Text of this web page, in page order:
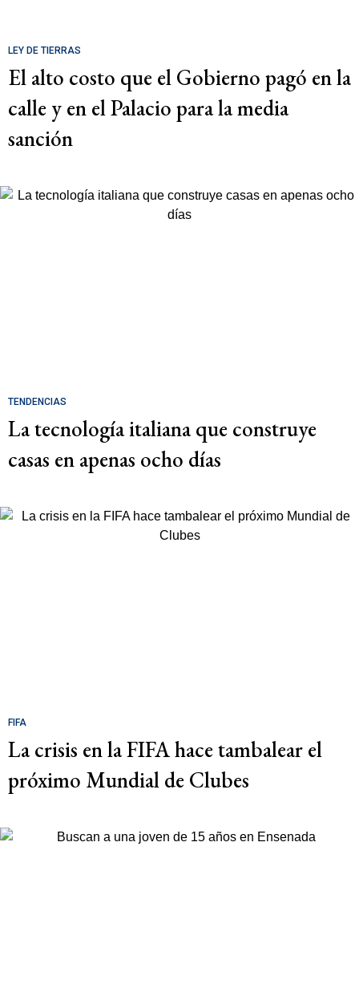
LEY DE TIERRAS
El alto costo que el Gobierno pagó en la
calle y en el Palacio para la media
sanción
TENDENCIAS
La tecnología italiana que construye
casas en apenas ocho días
FIFA
La crisis en la FIFA hace tambalear el
próximo Mundial de Clubes